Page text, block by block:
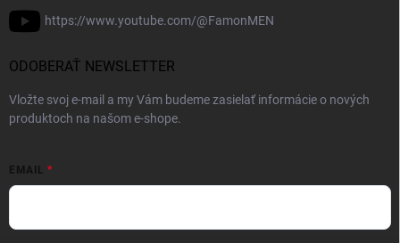
https://www.youtube.com/@FamonMEN
ODOBERAŤ NEWSLETTER
Vložte svoj e-mail a my Vám budeme zasielať informácie o nových
produktoch na našom e-shope.
EMAIL